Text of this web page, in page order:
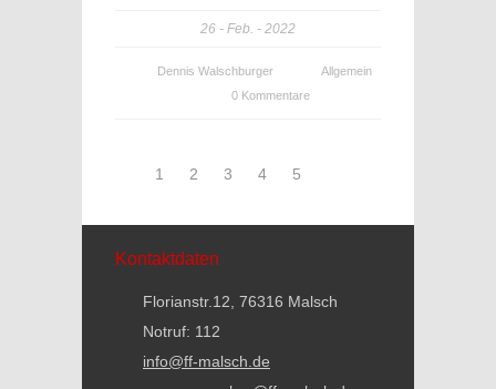
26 Feb. 2022
Dennis Walschburger
Allgemein
0 Kommentare
1 2 3 4 5
Kontaktdaten
Florianstr.12, 76316 Malsch
Notruf: 112
info@ff-malsch.de